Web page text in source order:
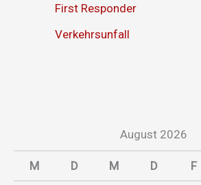
First Responder
Verkehrsunfall
August 2026
M D M D F